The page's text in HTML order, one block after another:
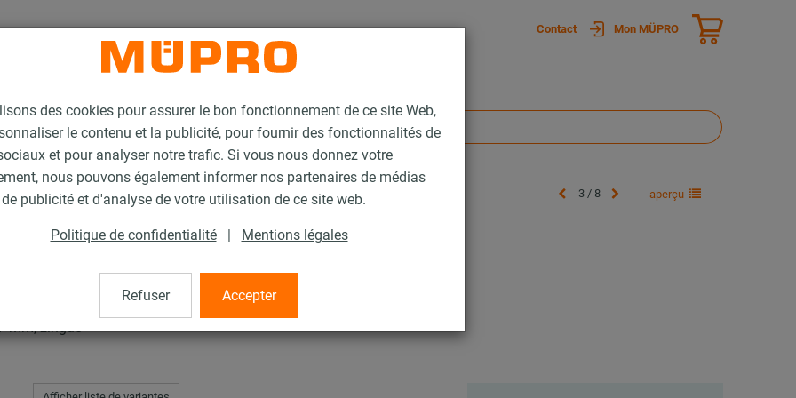
des cookies pour assurer le bon fonctionnement de ce site Web,
le contenu et la publicité, pour fournir des fonctionnalités de
et pour analyser notre trafic. Si vous nous donnez votre
nous pouvons également informer nos partenaires de médias
publicité et d'analyse de votre utilisation de ce site web.
Politique de confidentialité | Mentions légales
Refuser Accepter
Contact Mon MÜPRO
/ Dilatation pour supports lourds Collier point fixe Type 170 FL 3 / 8 aperçu
170 FL
mm, zingué